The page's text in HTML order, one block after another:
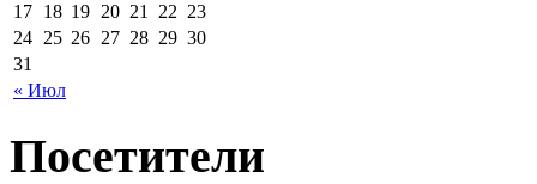
« Июл
17 18 19 20 21 22 23
24 25 26 27 28 29 30
31
Посетители